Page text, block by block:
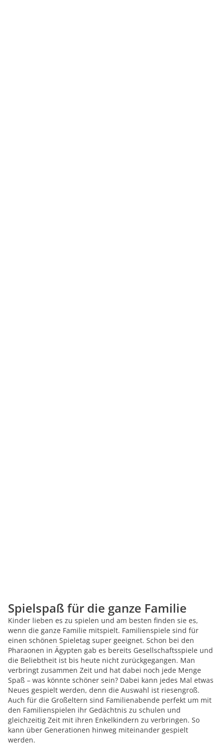
Spielspaß für die ganze Familie
Kinder lieben es zu spielen und am besten finden sie es,
wenn die ganze Familie mitspielt. Familienspiele sind für
einen schönen Spieletag super geeignet. Schon bei den
Pharaonen in Ägypten gab es bereits Gesellschaftsspiele und
die Beliebtheit ist bis heute nicht zurückgegangen. Man
verbringt zusammen Zeit und hat dabei noch jede Menge
Spaß – was könnte schöner sein? Dabei kann jedes Mal etwas
Neues gespielt werden, denn die Auswahl ist riesengroß.
Auch für die Großeltern sind Familienabende perfekt um mit
den Familienspielen ihr Gedächtnis zu schulen und
gleichzeitig Zeit mit ihren Enkelkindern zu verbringen. So
kann über Generationen hinweg miteinander gespielt
werden.